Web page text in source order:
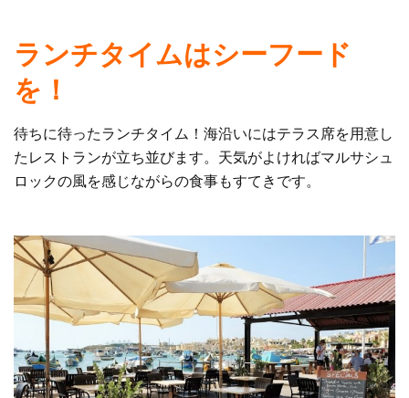
ランチタイムはシーフード
を！
待ちに待ったランチタイム！海沿いにはテラス席を用意し
たレストランが立ち並びます。天気がよければマルサシュ
ロックの風を感じながらの食事もすてきです。